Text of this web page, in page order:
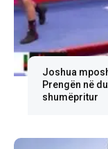
Joshua
Prengën në
shumëpritur